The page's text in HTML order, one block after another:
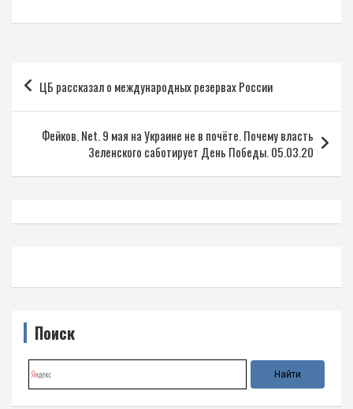
Навигация
по
записям
ЦБ рассказал о международных резервах России
Фейков. Net. 9 мая на Украине не в почёте. Почему власть
Зеленского саботирует День Победы. 05.03.20
Поиск